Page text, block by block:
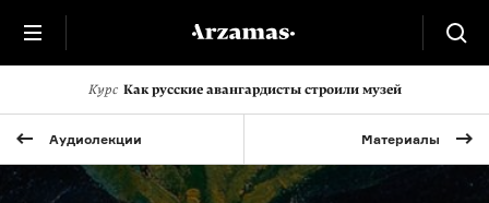
Курс Как русские авангардисты строили музей
Аудиолекции Материалы